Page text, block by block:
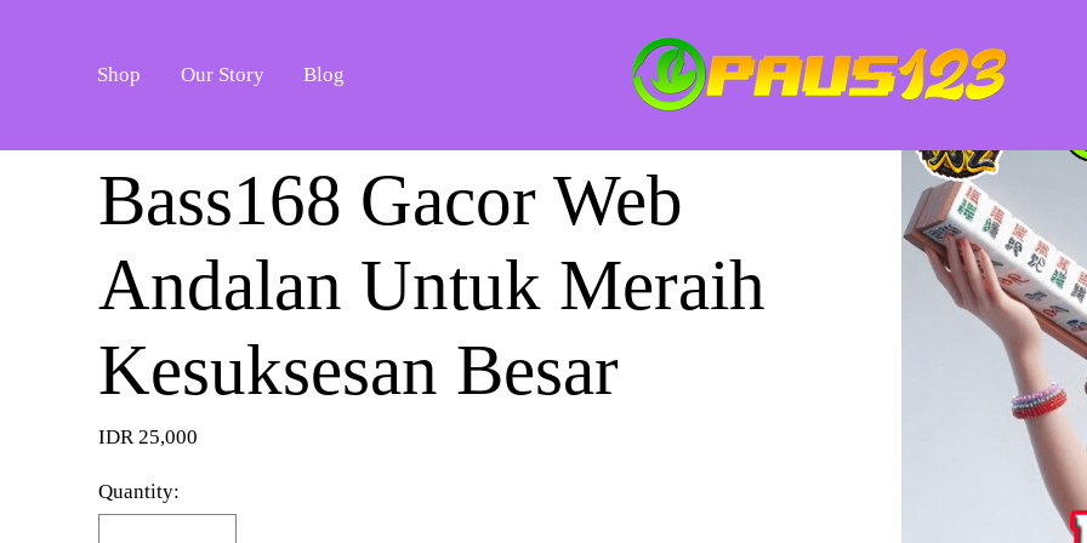
Shop Our Story Blog
Bass168 Gacor Web
Andalan Untuk Meraih
Kesuksesan Besar
IDR 25,000
Quantity: